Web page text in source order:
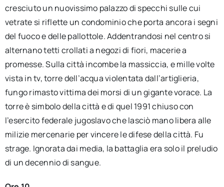
cresciuto un nuovissimo palazzo di specchi sulle cui
vetrate si riflette un condominio che porta ancora i segni
del fuoco e delle pallottole. Addentrandosi nel centro si
alternano tetti crollati a negozi di fiori, macerie a
promesse. Sulla città incombe la massiccia, e mille volte
vista in tv, torre dell’acqua violentata dall’artiglieria,
fungo rimasto vittima dei morsi di un gigante vorace. La
torre è simbolo della città e di quel 1991 chiuso con
l’esercito federale jugoslavo che lasciò mano libera alle
milizie mercenarie per vincere le difese della città. Fu
strage. Ignorata dai media, la battaglia era solo il preludio
di un decennio di sangue.